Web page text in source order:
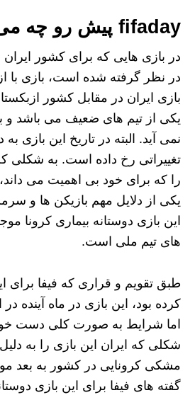
fifaday پیش رو چه می باشد؟
در بازی هایی که برای کشور
در نظر گرفته شده است، بازی با
بازی ایران در مقابل کشور
یکی از تیم های ضعیف می باشد
نمی آید. البته در تاریخ این بازی
تغییراتی رخ داده است. به شکلی
را که برای خود بی اهمیت می
یکی از دلایل مهم بازیکن ها و
این بازی دوستانه بیماری کرونا
های تیم ملی است.
طبق تقویم و قراری که فیفا
کرده بود، این بازی در ماه آینده
اما شرایط به صورت کلی دست
شکلی که ایران این بازی را به
مشکی کرونایی در کشور به بعد
گفته های فیفا برای این بازی